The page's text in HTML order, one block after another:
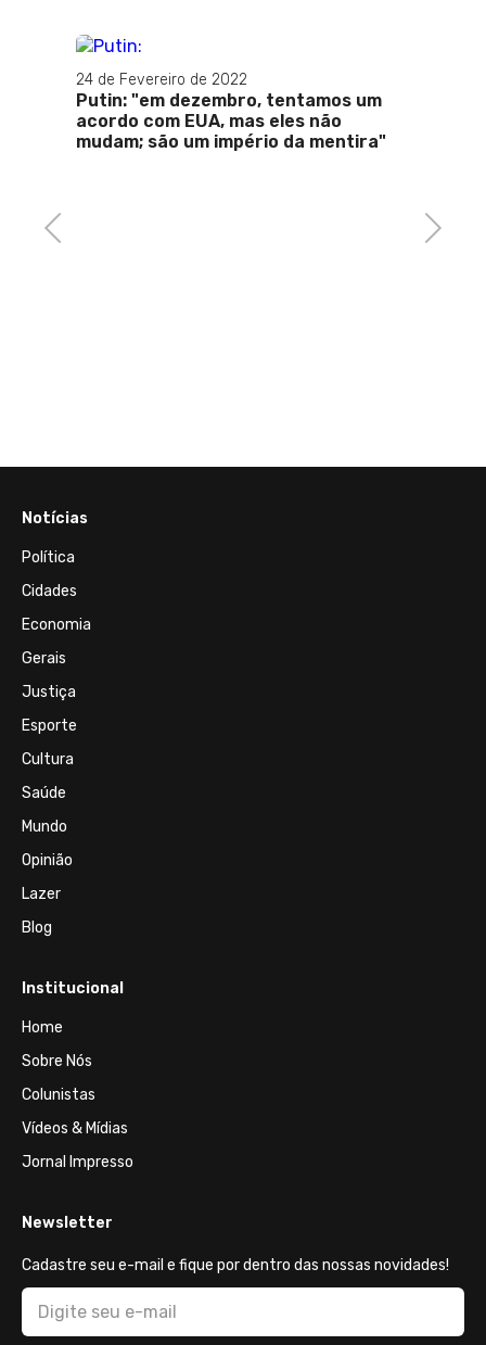
Previous
24 de Fevereiro de 2022
Putin: "em dezembro, tentamos um
acordo com EUA, mas eles não
mudam; são um império da mentira"
Next
Notícias
Política
Cidades
Economia
Gerais
Justiça
Esporte
Cultura
Saúde
Mundo
Opinião
Lazer
Blog
Institucional
Home
Sobre Nós
Colunistas
Vídeos & Mídias
Jornal Impresso
Newsletter
Cadastre seu e-mail e fique por dentro das nossas novidades!